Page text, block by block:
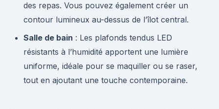
des repas. Vous pouvez également créer un
contour lumineux au-dessus de l’îlot central.
Salle de bain : Les plafonds tendus LED
résistants à l’humidité apportent une lumière
uniforme, idéale pour se maquiller ou se raser,
tout en ajoutant une touche contemporaine.